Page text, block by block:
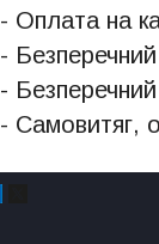
- Оплата на
-
-
- Самовитяг,